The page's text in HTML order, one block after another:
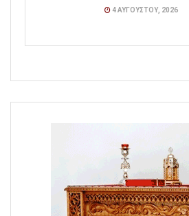
4 ΑΥΓΟΎΣΤΟΥ, 2026